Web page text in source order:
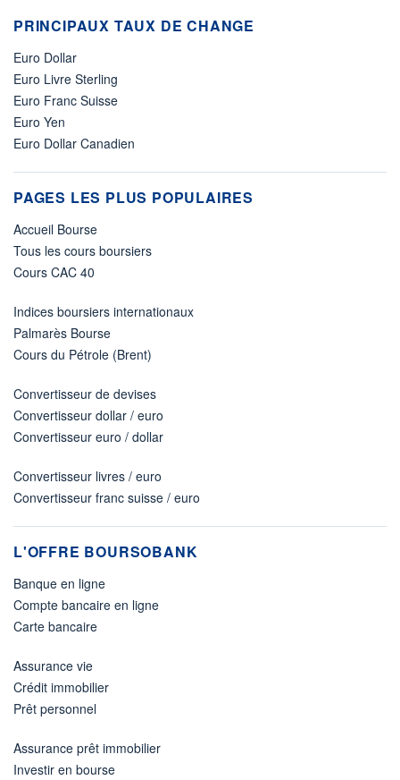
PRINCIPAUX TAUX DE CHANGE
Euro Dollar
Euro Livre Sterling
Euro Franc Suisse
Euro Yen
Euro Dollar Canadien
PAGES LES PLUS POPULAIRES
Accueil Bourse
Tous les cours boursiers
Cours CAC 40
Indices boursiers internationaux
Palmarès Bourse
Cours du Pétrole (Brent)
Convertisseur de devises
Convertisseur dollar / euro
Convertisseur euro / dollar
Convertisseur livres / euro
Convertisseur franc suisse / euro
L'OFFRE BOURSOBANK
Banque en ligne
Compte bancaire en ligne
Carte bancaire
Assurance vie
Crédit immobilier
Prêt personnel
Assurance prêt immobilier
Investir en bourse